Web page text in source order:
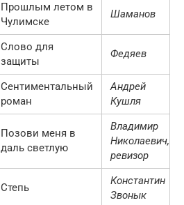
Прошлым летом в
Чулимске
Шаманов
Слово для
защиты
Федяев
Сентиментальный
роман
Андрей
Кушля
Позови меня в
даль светлую
Владимир
Николаевич,
ревизор
Степь
Константин
Звонык